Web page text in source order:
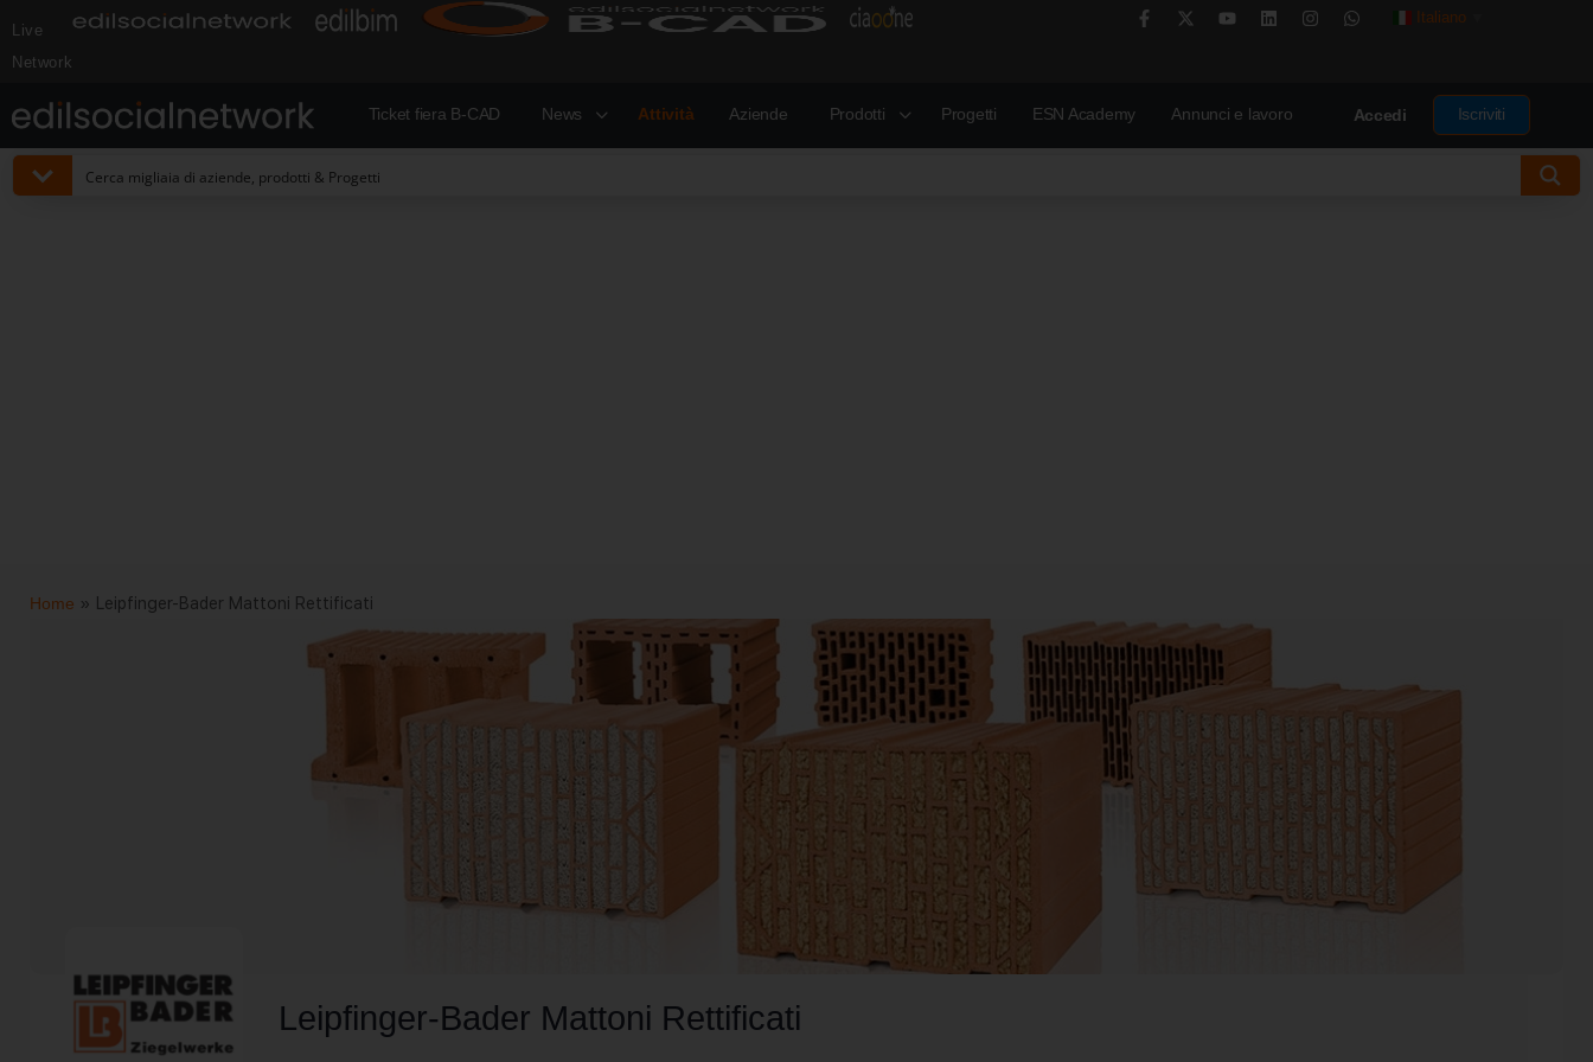
Live
Network
Italiano
Ticket fiera B-CAD News Attività Aziende Prodotti Progetti ESN Academy Annunci e lavoro Accedi Iscriviti
Home » Leipfinger-Bader Mattoni Rettificati
Leipfinger-Bader Mattoni Rettificati